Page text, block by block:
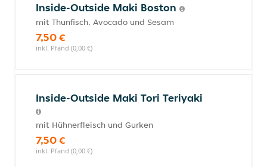
Inside-Outside Maki Boston
mit Thunfisch, Avocado und Sesam
7,50 €
inkl. Pfand (0,00 €)
Inside-Outside Maki Tori Teriyaki
mit Hühnerfleisch und Gurken
7,50 €
inkl. Pfand (0,00 €)